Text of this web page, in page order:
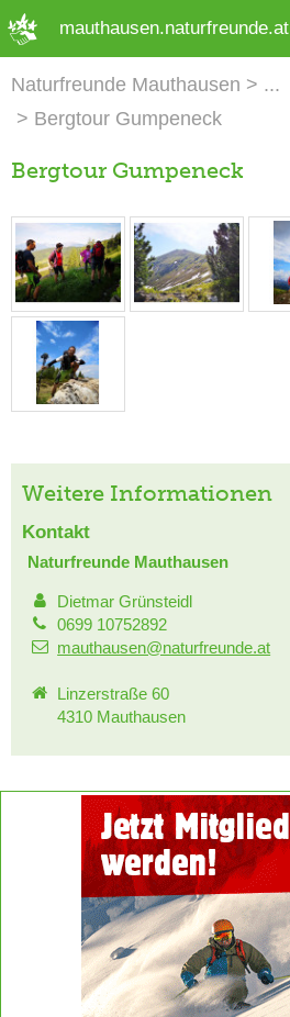
mauthausen.naturfreunde.at
Naturfreunde Mauthausen
Bergtour Gumpeneck
Bergtour Gumpeneck
Weitere Informationen
Kontakt
Naturfreunde Mauthausen
Dietmar Grünsteidl
0699 10752892
mauthausen@naturfreunde.at
Linzerstraße 60
4310 Mauthausen